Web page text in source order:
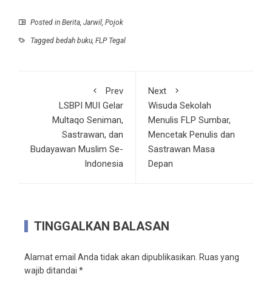
Posted in Berita, Jarwil, Pojok
Tagged bedah buku, FLP Tegal
Prev
LSBPI MUI Gelar
Multaqo Seniman,
Sastrawan, dan
Budayawan Muslim Se-
Indonesia
Next
Wisuda Sekolah
Menulis FLP Sumbar,
Mencetak Penulis dan
Sastrawan Masa
Depan
TINGGALKAN BALASAN
Alamat email Anda tidak akan dipublikasikan. Ruas yang
wajib ditandai *